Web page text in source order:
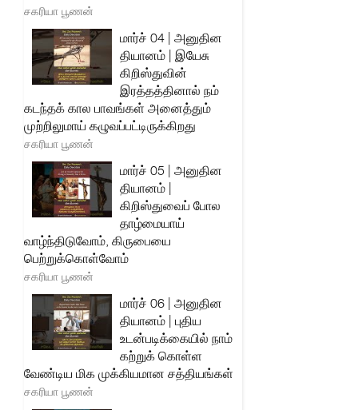
சகரியா பூணன்
மார்ச் 04 | அனுதின
தியானம் | இயேசு
கிறிஸ்துவின்
இரத்தத்தினால் நம்
கடந்தக் கால பாவங்கள் அனைத்தும்
முற்றிலுமாய் கழுவப்பட்டிருக்கிறது
சகரியா பூணன்
மார்ச் 05 | அனுதின
தியானம் |
கிறிஸ்துவைப் போல
தாழ்மையாய்
வாழ்ந்திடுவோம், கிருபையை
பெற்றுக்கொள்வோம்
சகரியா பூணன்
மார்ச் 06 | அனுதின
தியானம் | புதிய
உடன்படிக்கையில் நாம்
கற்றுக் கொள்ள
வேண்டிய மிக முக்கியமான சத்தியங்கள்
சகரியா பூணன்